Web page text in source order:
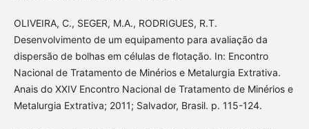
OLIVEIRA, C., SEGER, M.A., RODRIGUES, R.T.
Desenvolvimento de um equipamento para avaliação da
dispersão de bolhas em células de flotação. In: Encontro
Nacional de Tratamento de Minérios e Metalurgia Extrativa.
Anais do XXIV Encontro Nacional de Tratamento de Minérios e
Metalurgia Extrativa; 2011; Salvador, Brasil. p. 115-124.